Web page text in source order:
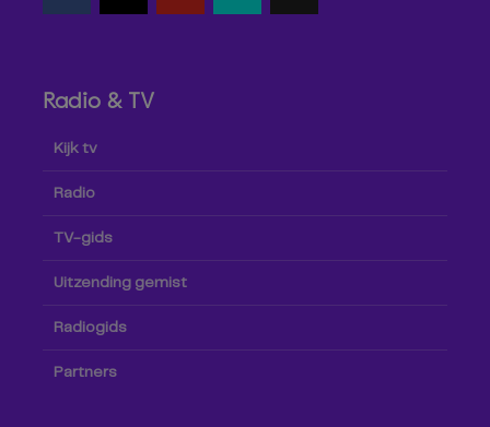
Radio & TV
Kijk tv
Radio
TV-gids
Uitzending gemist
Radiogids
Partners